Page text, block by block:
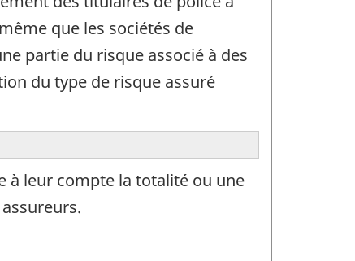
que les sociétés de
partie du risque associé à des
du type de risque assuré
à leur compte la totalité ou une